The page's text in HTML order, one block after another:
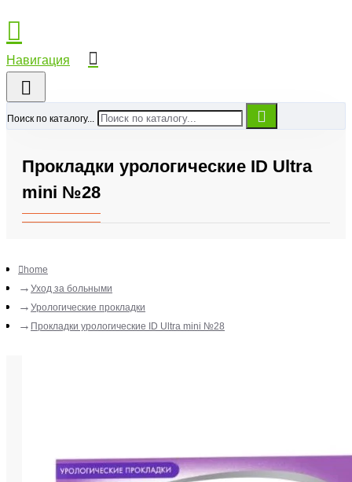
Поиск по каталогу...
Прокладки урологические ID Ultra
mini №28
home
Уход за больными
Урологические прокладки
Прокладки урологические ID Ultra mini №28